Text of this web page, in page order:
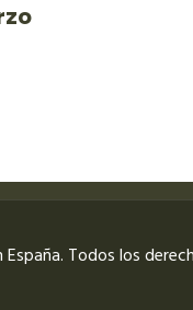
Todos los